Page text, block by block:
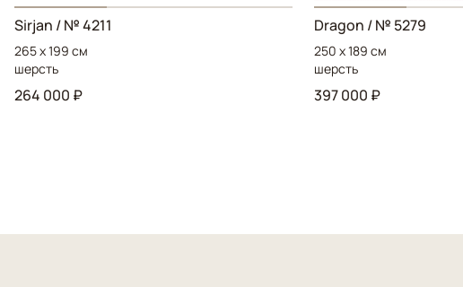
Sirjan / № 4211
265 x 199 см
шерсть
264 000 ₽
Dragon / № 5279
250 x 189 см
шерсть
397 000 ₽